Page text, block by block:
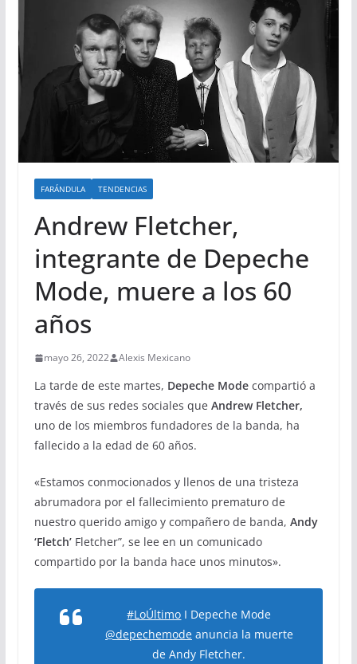
FARÁNDULA TENDENCIAS
Andrew Fletcher,
integrante de Depeche
Mode, muere a los 60
años
mayo 26, 2022 Alexis Mexicano
La tarde de este martes, Depeche Modecompartió a
través de sus redes sociales que Andrew Fletcher,
uno de los miembros fundadores de la banda, ha
fallecido a la edad de 60 años.
«Estamos conmocionados y llenos de una tristeza
abrumadora por el fallecimiento prematuro de
nuestro querido amigo y compañero de banda, Andy
‘Fletch’ Fletcher”, se lee en un comunicado
compartido por la banda hace unos minutos».
#LoÚltimo I Depeche Mode
@depechemodeanuncia la muerte
de Andy Fletcher.